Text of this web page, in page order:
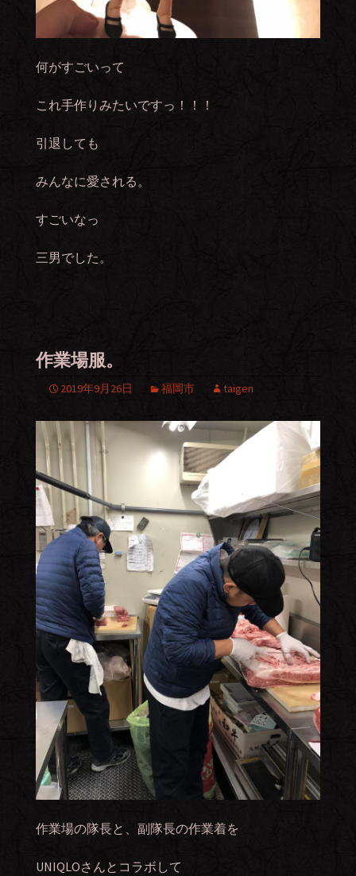
何がすごいって
これ手作りみたいですっ！！！
引退しても
みんなに愛される。
すごいなっ
三男でした。
作業場服。
2019年9月26日 福岡市 taigen
作業場の隊長と、副隊長の作業着を
UNIQLOさんとコラボして